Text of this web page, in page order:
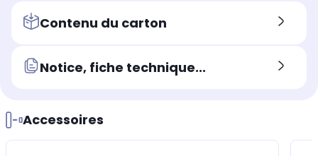
Contenu du carton
Notice, fiche technique...
Accessoires